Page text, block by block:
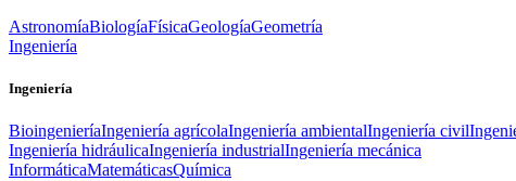
AstronomíaBiologíaFísicaGeologíaGeometría
Ingeniería
Ingeniería
BioingenieríaIngeniería agrícolaIngeniería ambientalIngeniería civil
Ingeniería hidráulicaIngeniería industrialIngeniería mecánica
InformáticaMatemáticasQuímica